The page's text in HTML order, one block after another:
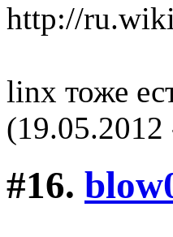
http://
linx тоже
#16.